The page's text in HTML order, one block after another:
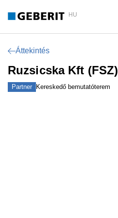
HU
Áttekintés
Ruzsicska Kft (FSZ)
Partner Kereskedő bemutatóterem